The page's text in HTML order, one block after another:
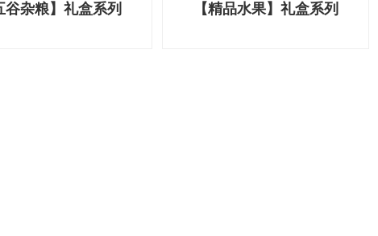
谷杂粮】礼盒系列 【精品水果】礼盒系列